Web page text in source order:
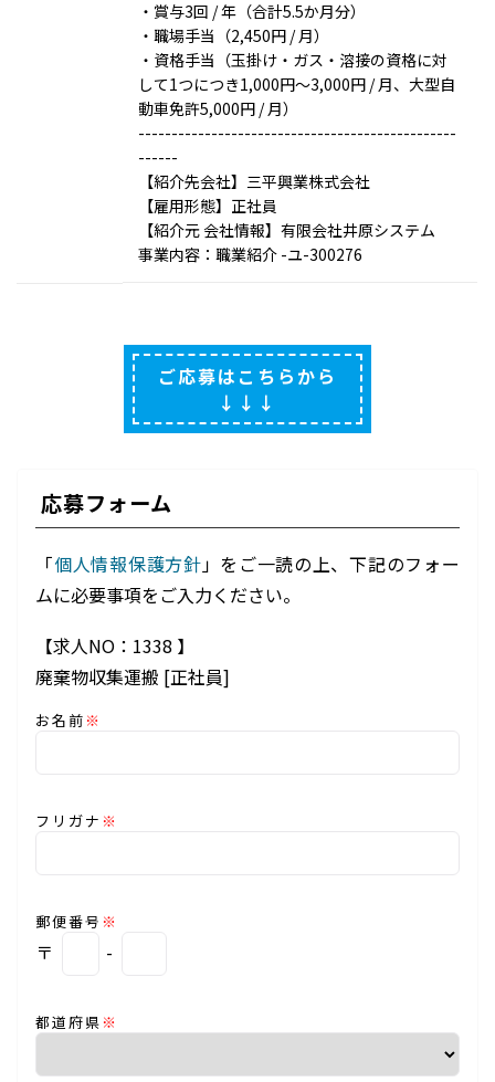
・賞与3回 / 年（合計5.5か月分）
・職場手当（2,450円 / 月）
・資格手当（玉掛け・ガス・溶接の資格に対
して1つにつき1,000円～3,000円 / 月、大型自
動車免許5,000円 / 月）
------------------------------------------------
------
【紹介先会社】三平興業株式会社
【雇用形態】正社員
【紹介元 会社情報】有限会社井原システム
事業内容：職業紹介 -ユ-300276
ご応募はこちらから
↓↓↓
応募フォーム
「個人情報保護方針 」をご一読の上、下記のフォー
ムに必要事項をご入力ください。
【求人NO：1338 】
廃棄物収集運搬 [正社員]
お名前 ※
フリガナ ※
郵便番号 ※
〒 -
都道府県 ※